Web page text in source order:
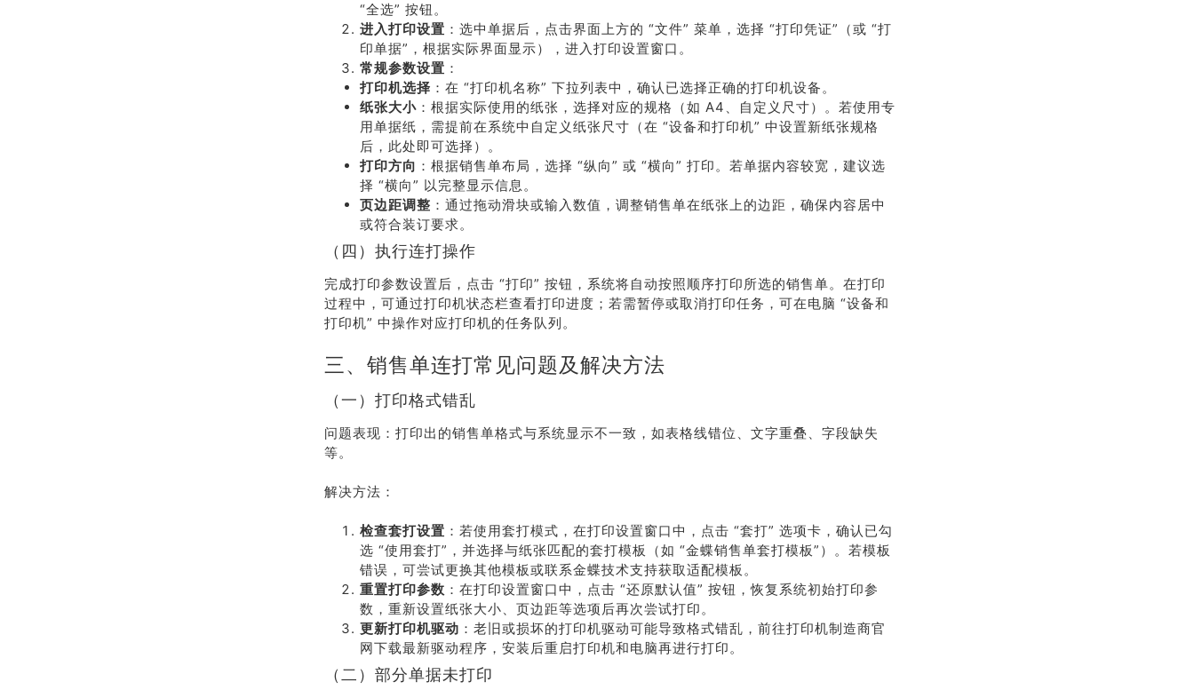
“全选” 按钮。
进入打印设置 ：选中单据后，点击界面上方的 “文件” 菜单，选择 “打印凭证”（或 “打
印单据”，根据实际界面显示），进入打印设置窗口。
常规参数设置 ：
打印机选择 ：在 “打印机名称” 下拉列表中，确认已选择正确的打印机设备。
纸张大小：根据实际使用的纸张，选择对应的规格（如 A4、自定义尺寸）。若使用专
用单据纸，需提前在系统中自定义纸张尺寸（在 “设备和打印机” 中设置新纸张规格
后，此处即可选择）。
打印方向 ：根据销售单布局，选择 “纵向” 或 “横向” 打印。若单据内容较宽，建议选
择 “横向” 以完整显示信息。
页边距调整 ：通过拖动滑块或输入数值，调整销售单在纸张上的边距，确保内容居中
或符合装订要求。
（四）执行连打操作
完成打印参数设置后，点击 “打印” 按钮，系统将自动按照顺序打印所选的销售单。在打印
过程中，可通过打印机状态栏查看打印进度；若需暂停或取消打印任务，可在电脑 “设备和
打印机” 中操作对应打印机的任务队列。
三、销售单连打常见问题及解决方法
（一）打印格式错乱
问题表现：打印出的销售单格式与系统显示不一致，如表格线错位、文字重叠、字段缺失
等。
解决方法：
检查套打设置 ：若使用套打模式，在打印设置窗口中，点击 “套打” 选项卡，确认已勾
选 “使用套打”，并选择与纸张匹配的套打模板（如 “金蝶销售单套打模板”）。若模板
错误，可尝试更换其他模板或联系金蝶技术支持获取适配模板。
重置打印参数 ：在打印设置窗口中，点击 “还原默认值” 按钮，恢复系统初始打印参
数，重新设置纸张大小、页边距等选项后再次尝试打印。
更新打印机驱动 ：老旧或损坏的打印机驱动可能导致格式错乱，前往打印机制造商官
网下载最新驱动程序，安装后重启打印机和电脑再进行打印。
（二）部分单据未打印